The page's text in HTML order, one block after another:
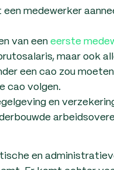
medewerker
van eeneerste
maar ook
een cao zou
cao volgen.
en
en